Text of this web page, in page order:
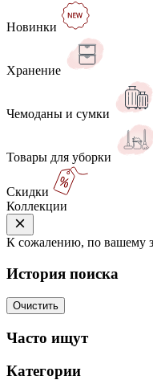
Новинки
Хранение
Чемоданы и сумки
Товары для уборки
Скидки
Коллекции
К сожалению, по вашему
История поиска
Очистить
Часто ищут
Категории